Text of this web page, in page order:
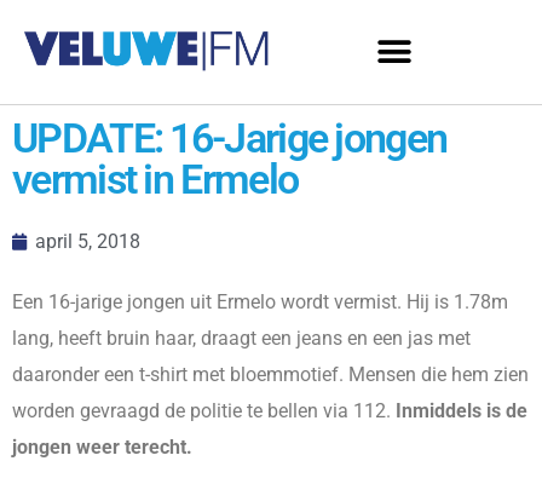
UPDATE: 16-Jarige jongen
vermist in Ermelo
april 5, 2018
Een 16-jarige jongen uit Ermelo wordt vermist. Hij is 1.78m
lang, heeft bruin haar, draagt een jeans en een jas met
daaronder een t-shirt met bloemmotief. Mensen die hem zien
worden gevraagd de politie te bellen via 112. Inmiddels is de
jongen weer terecht.